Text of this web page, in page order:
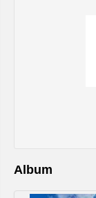
Album